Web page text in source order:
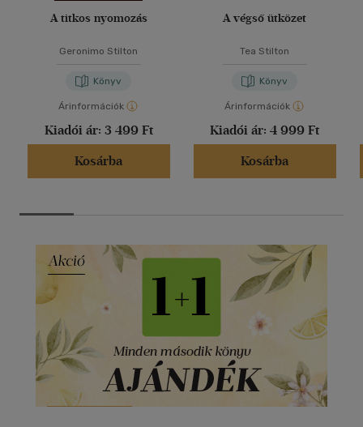
A titkos nyomozás
Geronimo Stilton
Könyv
Árinformációk
Kiadói ár: 3 499 Ft
Kosárba
A végső ütközet
Tea Stilton
Könyv
Árinformációk
Kiadói ár: 4 999 Ft
Kosárba